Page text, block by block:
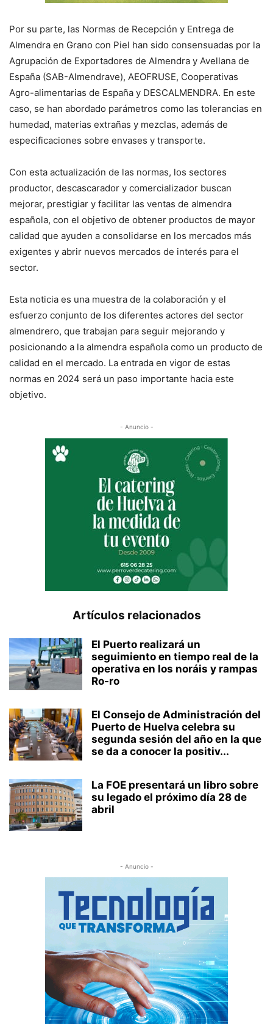
Por su parte, las Normas de Recepción y Entrega de
Almendra en Grano con Piel han sido consensuadas por la
Agrupación de Exportadores de Almendra y Avellana de
España (SAB-Almendrave), AEOFRUSE, Cooperativas
Agro-alimentarias de España y DESCALMENDRA. En este
caso, se han abordado parámetros como las tolerancias en
humedad, materias extrañas y mezclas, además de
especificaciones sobre envases y transporte.
Con esta actualización de las normas, los sectores
productor, descascarador y comercializador buscan
mejorar, prestigiar y facilitar las ventas de almendra
española, con el objetivo de obtener productos de mayor
calidad que ayuden a consolidarse en los mercados más
exigentes y abrir nuevos mercados de interés para el
sector.
Esta noticia es una muestra de la colaboración y el
esfuerzo conjunto de los diferentes actores del sector
almendrero, que trabajan para seguir mejorando y
posicionando a la almendra española como un producto de
calidad en el mercado. La entrada en vigor de estas
normas en 2024 será un paso importante hacia este
objetivo.
- Anuncio -
Artículos relacionados
El Puerto realizará un
seguimiento en tiempo real de la
operativa en los noráis y rampas
Ro-ro
El Consejo de Administración del
Puerto de Huelva celebra su
segunda sesión del año en la que
se da a conocer la positiv...
La FOE presentará un libro sobre
su legado el próximo día 28 de
abril
- Anuncio -